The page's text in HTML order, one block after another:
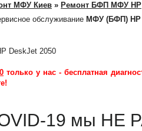
МФУ Киев » Ремонт БФП МФУ HP
обслуживание МФУ (БФП) HP
DeskJet 2050
только у нас - бесплатная
19 мы НЕ